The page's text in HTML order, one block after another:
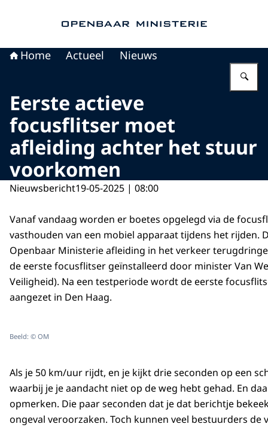
Home Actueel Nieuws
Eerste actieve
focusflitser moet
afleiding achter het stuur
voorkomen
Nieuwsbericht19-05-2025 | 08:00
Vanaf vandaag worden er boetes opgelegd via de
vasthouden van een mobiel apparaat tijdens het rijden.
Openbaar Ministerie afleiding in het verkeer
de eerste focusflitser geïnstalleerd door minister Van
Veiligheid). Na een testperiode wordt de eerste
aangezet in Den Haag.
Beeld: © OM
Als je 50 km/uur rijdt, en je kijkt drie seconden op een
waarbij je je aandacht niet op de weg hebt gehad. En
opmerken. Die paar seconden dat je dat berichtje
ongeval veroorzaken. Toch kunnen veel bestuurders